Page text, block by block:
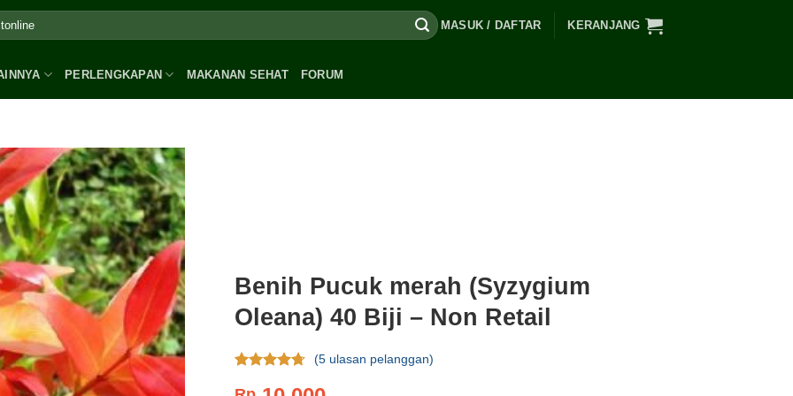
MASUK / DAFTAR KERANJANG
PERLENGKAPAN MAKANAN SEHAT FORUM
Benih Pucuk merah (Syzygium
Oleana) 40 Biji – Non Retail
(5ulasan pelanggan)